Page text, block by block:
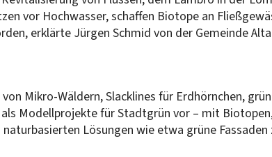
vor Hochwasser, schaffen Biotope an
erklärte Jürgen Schmid von der Gemeinde
Mikro-Wäldern, Slacklines für Erdhörnchen,
Modellprojekte für Stadtgrün vor – mit
Lösungen wie etwa grüne